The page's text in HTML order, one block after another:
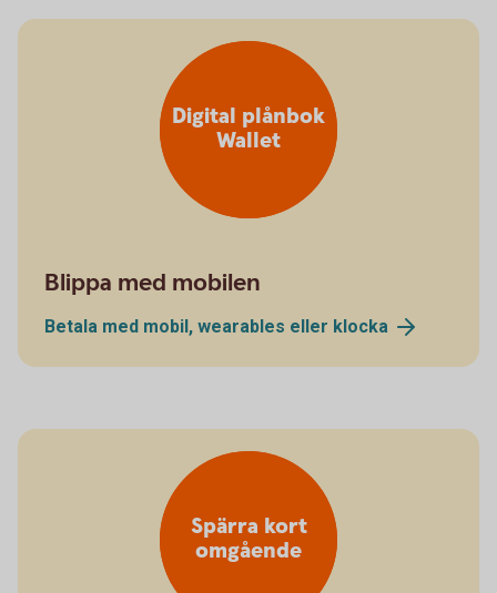
Digital plånbok
Wallet
Blippa med mobilen
Betala med mobil, wearables eller klocka
Spärra kort
omgående